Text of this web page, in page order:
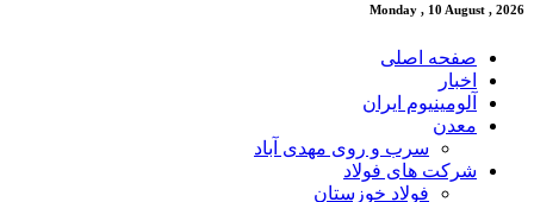
Monday , 10 August , 2026
صفحه اصلی
اخبار
آلومینیوم ایران
معدن
سرب و روی مهدی آباد
شرکت های فولاد
فولاد خوزستان